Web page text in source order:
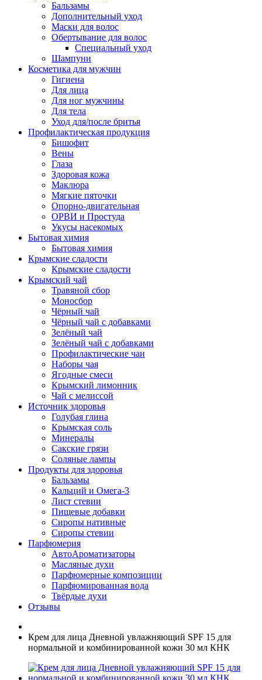
Бальзамы
Дополнительный уход
Маски для волос
Обертывание для волос
Специальный уход
Шампуни
Косметика для мужчин
Гигиена
Для лица
Для ног мужчины
Для тела
Уход для/после бритья
Профилактическая продукция
Бишофит
Вены
Глаза
Здоровая кожа
Маклюра
Мягкие пяточки
Опорно-двигательная
ОРВИ и Простуда
Укусы насекомых
Бытовая химия
Бытовая химия
Крымские сладости
Крымские сладости
Крымский чай
Травяной сбор
Моносбор
Чёрный чай
Чёрный чай с добавками
Зелёный чай
Зелёный чай с добавками
Профилактические чаи
Наборы чая
Ягодные смеси
Крымский лимонник
Чай с мелиссой
Источник здоровья
Голубая глина
Крымская соль
Минералы
Сакские грязи
Соляные лампы
Продукты для здоровья
Бальзамы
Кальций и Омега-3
Лист стевии
Пищевые добавки
Сиропы нативные
Сиропы стевии
Парфюмерия
АвтоАроматизаторы
Масляные духи
Парфюмерные композиции
Парфюмированная вода
Твёрдые духи
Отзывы
Крем для лица Дневной увлажняющий SPF 15 для
нормальной и комбинированной кожи 30 мл КНК